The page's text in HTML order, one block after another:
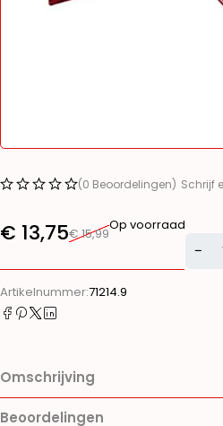
(0 Beoordelingen) Schrijf
€15,99
€ 13,75 Op voorraad
Artikelnummer:71214.9
Omschrijving
Beoordelingen